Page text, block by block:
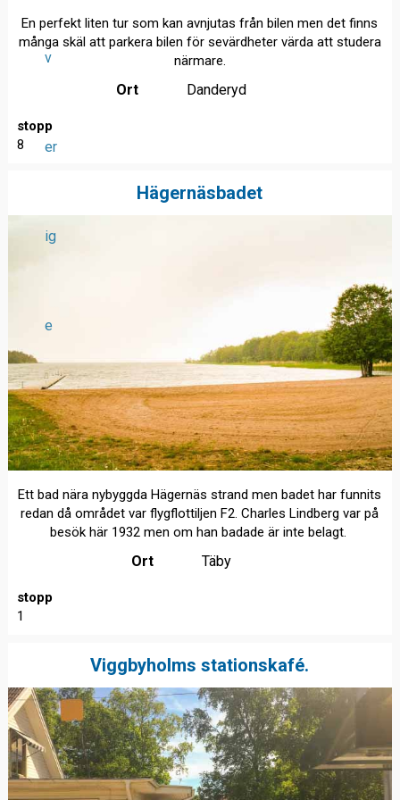
v
er
ig
e
En perfekt liten tur som kan avnjutas från bilen men det finns
många skäl att parkera bilen för sevärdheter värda att studera
närmare.
Ort Danderyd
stopp
8
Hägernäsbadet
Ett bad nära nybyggda Hägernäs strand men badet har funnits
redan då området var flygflottiljen F2. Charles Lindberg var på
besök här 1932 men om han badade är inte belagt.
Ort Täby
stopp
1
Viggbyholms stationskafé.